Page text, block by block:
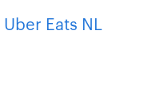
Eats NL